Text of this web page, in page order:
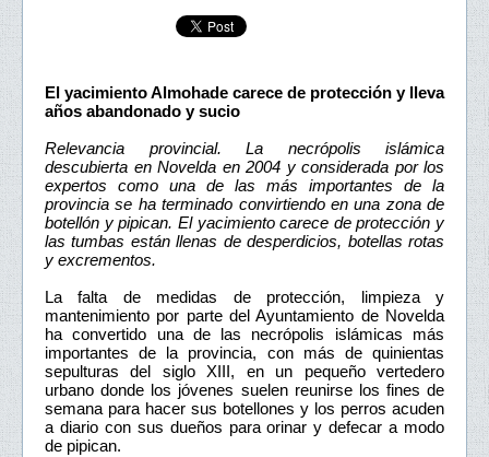
El yacimiento Almohade carece de protección y lleva
años abandonado y sucio
Relevancia provincial. La necrópolis islámica
descubierta en Novelda en 2004 y considerada por los
expertos como una de las más importantes de la
provincia se ha terminado convirtiendo en una zona de
botellón y pipican. El yacimiento carece de protección y
las tumbas están llenas de desperdicios, botellas rotas
y excrementos.
La falta de medidas de protección, limpieza y
mantenimiento por parte del Ayuntamiento de Novelda
ha convertido una de las necrópolis islámicas más
importantes de la provincia, con más de quinientas
sepulturas del siglo XIII, en un pequeño vertedero
urbano donde los jóvenes suelen reunirse los fines de
semana para hacer sus botellones y los perros acuden
a diario con sus dueños para orinar y defecar a modo
de pipican.